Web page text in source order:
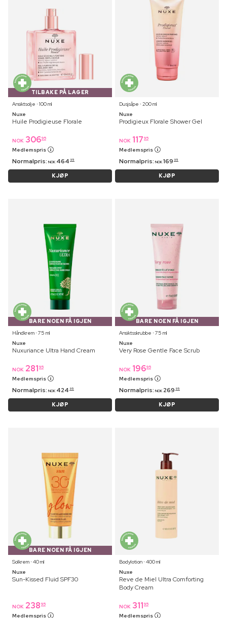
TILBAKE PÅ LAGER
Ansiktsolje ⋅ 100 ml
Nuxe
Huile Prodigieuse Florale
NOK 30695
Medlemspris
Normalpris: NOK 464 95
KJØP
Dusjsåpe ⋅ 200 ml
Nuxe
Prodigieux Florale Shower Gel
NOK 117 95
Medlemspris
Normalpris: NOK 169 95
KJØP
BARE NOEN FÅ IGJEN
Håndkrem ⋅ 75 ml
Nuxe
Nuxuriance Ultra Hand Cream
NOK 281 95
Medlemspris
Normalpris: NOK 424 95
KJØP
BARE NOEN FÅ IGJEN
Ansiktsskrubbe ⋅ 75 ml
Nuxe
Very Rose Gentle Face Scrub
NOK 19695
Medlemspris
Normalpris: NOK 269 95
KJØP
BARE NOEN FÅ IGJEN
Solkrem ⋅ 40 ml
Nuxe
Sun-Kissed Fluid SPF30
NOK 238 95
Medlemspris
Bodylotion ⋅ 400 ml
Nuxe
Reve de Miel Ultra Comforting
Body Cream
NOK 311 95
Medlemspris